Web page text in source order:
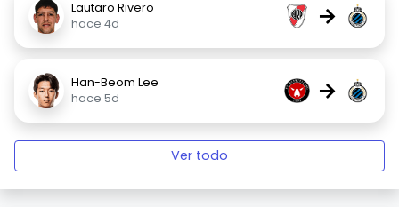
Lautaro Rivero
hace 4d
→
Han-Beom Lee
hace 5d
→
Ver todo